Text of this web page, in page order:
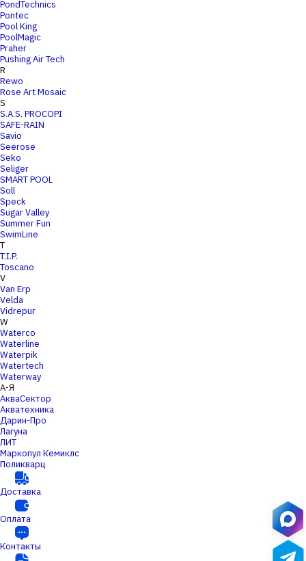
PondTechnics
Pontec
Pool King
PoolMagic
Praher
Pushing Air Tech
R
Rewo
Rose Art Mosaic
S
S.A.S. PROCOPI
SAFE-RAIN
Savio
Seerose
Seko
Seliger
SMART POOL
Soll
Speck
Sugar Valley
Summer Fun
SwimLine
T
T.I.P.
Toscano
V
Van Erp
Velda
Vidrepur
W
Waterco
Waterline
Waterpik
Watertech
Waterway
А-Я
АкваСектор
Акватехника
Дарин-Про
Лагуна
ЛИТ
Маркопул Кемиклс
Поликварц
Доставка
Оплата
Контакты